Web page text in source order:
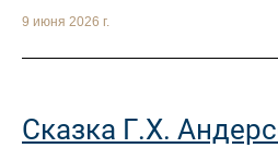
9 июня 2026 г.
Сказка Г.Х.